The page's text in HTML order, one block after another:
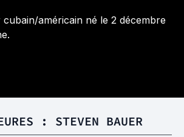
américain né le 2 décembre
: STEVEN BAUER